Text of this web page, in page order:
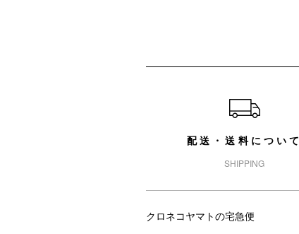
配送・送料について
SHIPPING
クロネコヤマトの宅急便